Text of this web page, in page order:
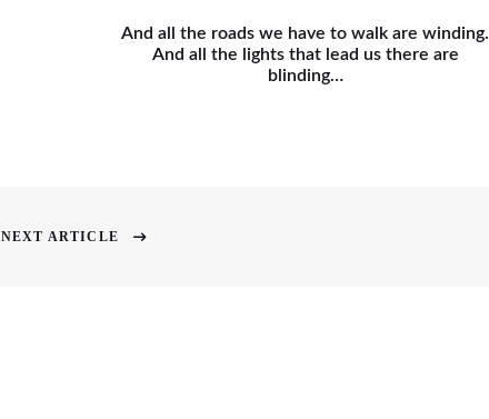
And all the roads we have to walk are winding.
And all the lights that lead us there are
blinding…
NEXT ARTICLE